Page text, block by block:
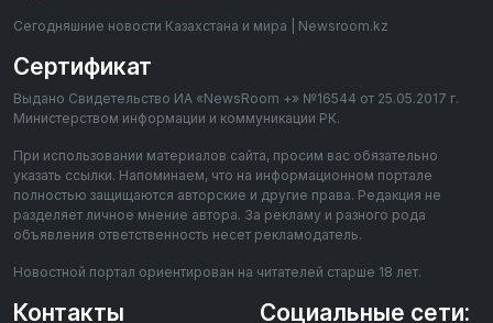
Сегодняшние новости Казахстана и мира | Newsroom.kz
Сертификат
Выдано Свидетельство ИА «NewsRoom +» №16544 от 25.05.2017 г.
Министерством информации и коммуникации РК.
При использовании материалов сайта, просим вас обязательно
указать ссылки. Напоминаем, что на информационном портале
полностью защищаются авторские и другие права. Редакция не
разделяет личное мнение автора. За рекламу и разного рода
объявления ответственность несет рекламодатель.
Новостной портал ориентирован на читателей старше 18 лет.
Контакты Социальные сети: